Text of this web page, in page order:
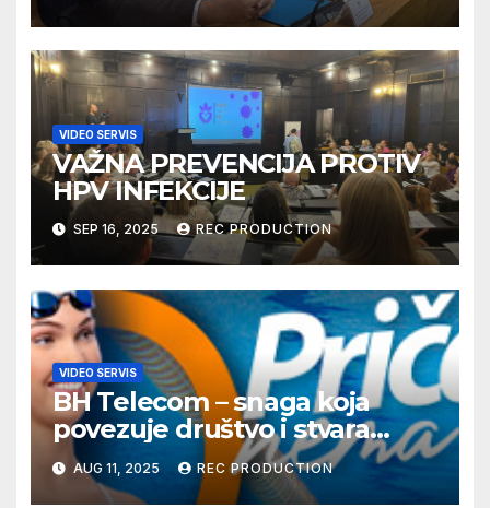
VIDEO SERVIS
VAŽNA PREVENCIJA PROTIV
HPV INFEKCIJE
SEP 16, 2025 REC PRODUCTION
VIDEO SERVIS
BH Telecom – snaga koja
povezuje društvo i stvara
dobre priče
AUG 11, 2025 REC PRODUCTION